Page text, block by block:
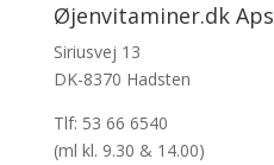
Øjenvitaminer.dk Aps
Siriusvej 13
DK-8370 Hadsten
Tlf: 53 66 6540
(ml kl. 9.30 & 14.00)